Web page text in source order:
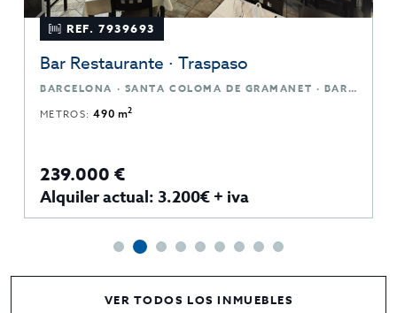
REF. 7939693
Bar Restaurante · Traspaso
BARCELONA · SANTA COLOMA DE GRAMANET · BARCELONA
METROS:490 m2
239.000 €
Alquiler actual: 3.200€ + iva
VER TODOS LOS INMUEBLES